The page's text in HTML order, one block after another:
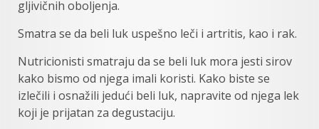
gljivičnih oboljenja.
Smatra se da beli luk uspešno leči i artritis, kao i rak.
Nutricionisti smatraju da se beli luk mora jesti sirov
kako bismo od njega imali koristi. Kako biste se
izlečili i osnažili jedući beli luk, napravite od njega lek
koji je prijatan za degustaciju.